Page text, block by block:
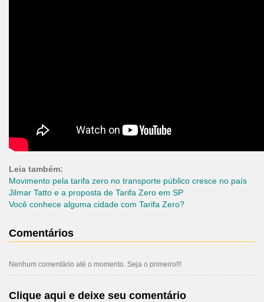
Leia também:
Movimento pela tarifa zero no transporte público cresce no país
Jilmar Tatto e a proposta de Tarifa Zero em SP
Você conhece alguma cidade com Tarifa Zero?
Comentários
Nenhum comentário até o momento. Seja o primeiro!!!
Clique aqui e deixe seu comentário